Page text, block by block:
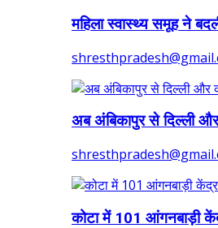
महिला स्वास्थ्य समूह ने
अब अंबिकापुर से दिल्ली
कोटा में 101 आंगनबाड़ी